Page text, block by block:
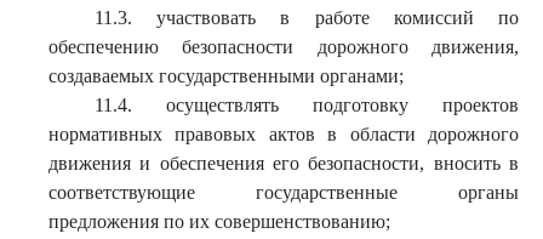
11.3. участвовать в работе комиссий по
обеспечению безопасности дорожного движения,
создаваемых государственными органами;
11.4. осуществлять подготовку проектов
нормативных правовых актов в области дорожного
движения и обеспечения его безопасности, вносить в
соответствующие государственные органы
предложения по их совершенствованию;